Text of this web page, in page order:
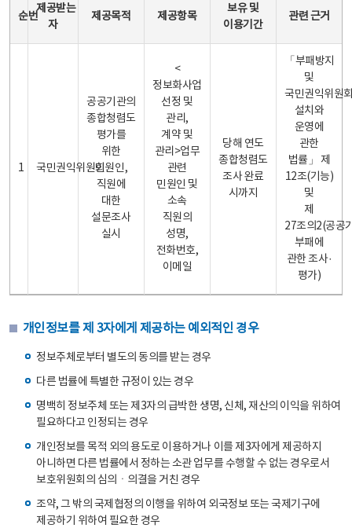
순번
제공받는
자
제공목적 제공항목
보유 및
이용기간
관련 근거
1 국민권익위원회
공공기관의
종합청렴도
평가를
위한
민원인,
직원에
대한
설문조사
실시
<
정보화사업
선정 및
관리,
계약 및
관리>업무
관련
민원인 및
소속
직원의
성명,
전화번호,
이메일
당해 연도
종합청렴도
조사 완료
시까지
「부패방지
및
국민권익위원
설치와
운영에
관한
법률」 제
12조(기능)
및
제
27조의2(공공
부패에
관한 조사·
평가)
개인정보를 제 3자에게 제공하는 예외적인 경우
정보주체로부터 별도의 동의를 받는 경우
다른 법률에 특별한 규정이 있는 경우
명백히 정보주체 또는 제3자의 급박한 생명, 신체, 재산의 이익을 위하여
필요하다고 인정되는 경우
개인정보를 목적 외의 용도로 이용하거나 이를 제3자에게 제공하지
아니하면 다른 법률에서 정하는 소관 업무를 수행할 수 없는 경우로서
보호위원회의 심의ㆍ의결을 거친 경우
조약, 그 밖의 국제협정의 이행을 위하여 외국정보 또는 국제기구에
제공하기 위하여 필요한 경우